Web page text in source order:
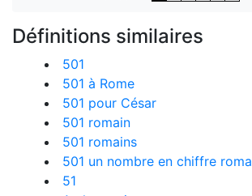
Définitions similaires
501
501 à Rome
501 pour César
501 romain
501 romains
501 un nombre en chiffre
51